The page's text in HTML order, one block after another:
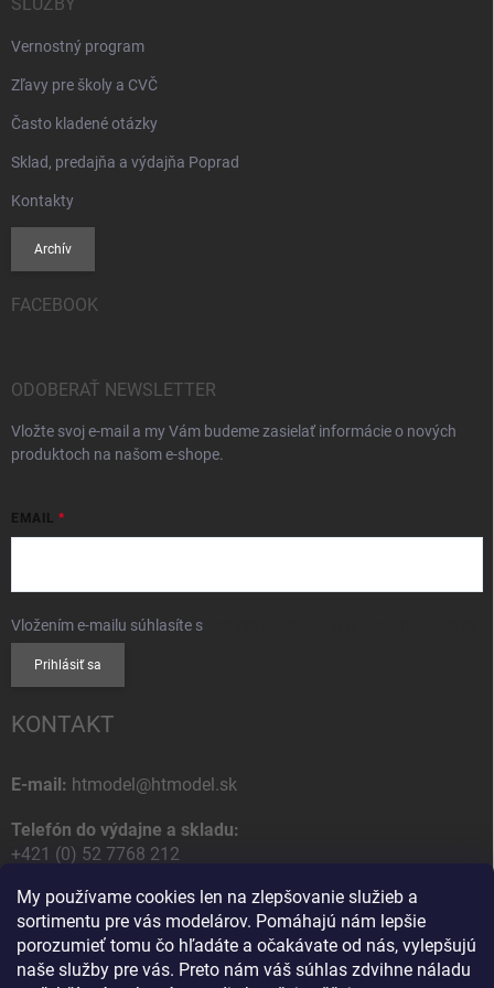
My používame cookies len na zlepšovanie služieb a
sortimentu pre vás modelárov. Pomáhajú nám lepšie
porozumieť tomu čo hľadáte a očakávate od nás, vylepšujú
naše služby pre vás. Preto nám váš súhlas zdvihne náladu
SLUŽBY
Vernostný program
Zľavy pre školy a CVČ
Často kladené otázky
Sklad, predajňa a výdajňa Poprad
Kontakty
Archív
FACEBOOK
ODOBERAŤ NEWSLETTER
Vložte svoj e-mail a my Vám budeme zasielať informácie o nových
produktoch na našom e-shope.
EMAIL
Vložením e-mailu súhlasíte s
Prihlásiť sa
KONTAKT
E-mail: htmodel@htmodel.sk
Telefón do výdajne a skladu:
+421 (0) 52 7768 212
Poštová / Odberná adresa:
HT model
Na letisko 49
058 01 Poprad